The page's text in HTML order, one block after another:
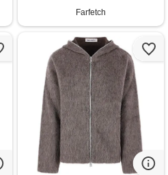
Farfetch